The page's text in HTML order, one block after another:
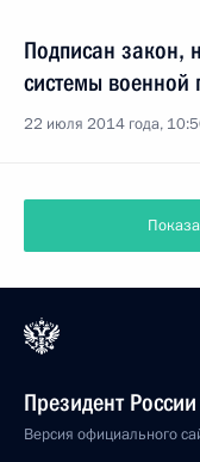
Подписан закон,
системы военной
22 июля 2014 года,
Президент России
Версия официального